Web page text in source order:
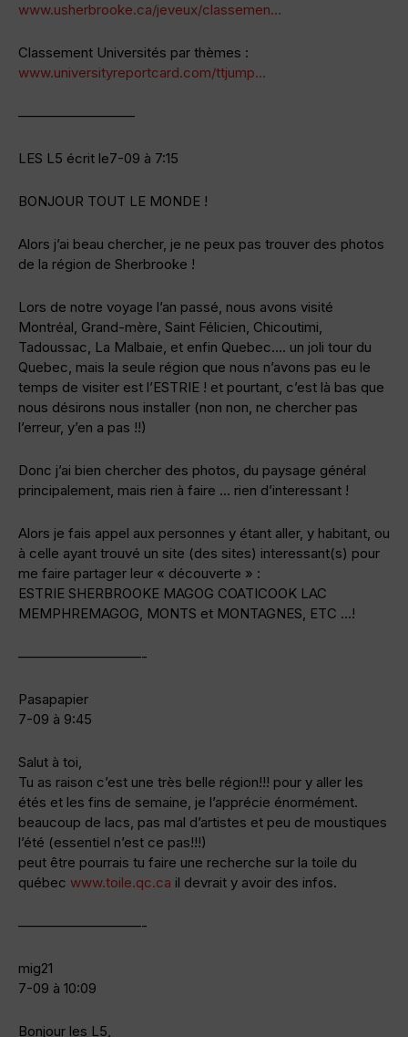
www.usherbrooke.ca/jeveux/classemen…
Classement Universités par thèmes :
www.universityreportcard.com/ttjump…
————————–
LES L5 écrit le7-09 à 7:15
BONJOUR TOUT LE MONDE !
Alors j’ai beau chercher, je ne peux pas trouver des photos
de la région de Sherbrooke !
Lors de notre voyage l’an passé, nous avons visité
Montréal, Grand-mère, Saint Félicien, Chicoutimi,
Tadoussac, La Malbaie, et enfin Quebec…. un joli tour du
Quebec, mais la seule région que nous n’avons pas eu le
temps de visiter est l’ESTRIE ! et pourtant, c’est là bas que
nous désirons nous installer (non non, ne chercher pas
l’erreur, y’en a pas !!)
Donc j’ai bien chercher des photos, du paysage général
principalement, mais rien à faire … rien d’interessant !
Alors je fais appel aux personnes y étant aller, y habitant, ou
à celle ayant trouvé un site (des sites) interessant(s) pour
me faire partager leur « découverte » :
ESTRIE SHERBROOKE MAGOG COATICOOK LAC
MEMPHREMAGOG, MONTS et MONTAGNES, ETC …!
—————————-
Pasapapier
7-09 à 9:45
Salut à toi,
Tu as raison c’est une très belle région!!! pour y aller les
étés et les fins de semaine, je l’apprécie énormément.
beaucoup de lacs, pas mal d’artistes et peu de moustiques
l’été (essentiel n’est ce pas!!!)
peut être pourrais tu faire une recherche sur la toile du
québec www.toile.qc.ca il devrait y avoir des infos.
—————————-
mig21
7-09 à 10:09
Bonjour les L5,